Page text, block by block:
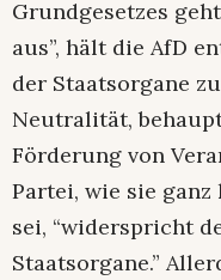
Grundgesetzes
aus”, hält die AfD
der Staatsorgane
Neutralität,
Förderung von
Partei, wie sie
sei, “widerspricht
Staatsorgane.”